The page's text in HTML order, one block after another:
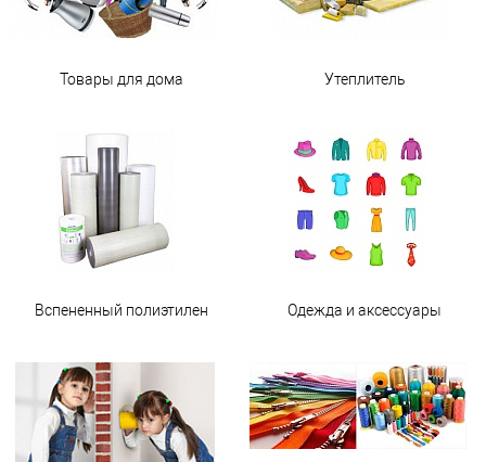
Товары для дома Утеплитель
Вспененный полиэтилен Одежда и аксессуары